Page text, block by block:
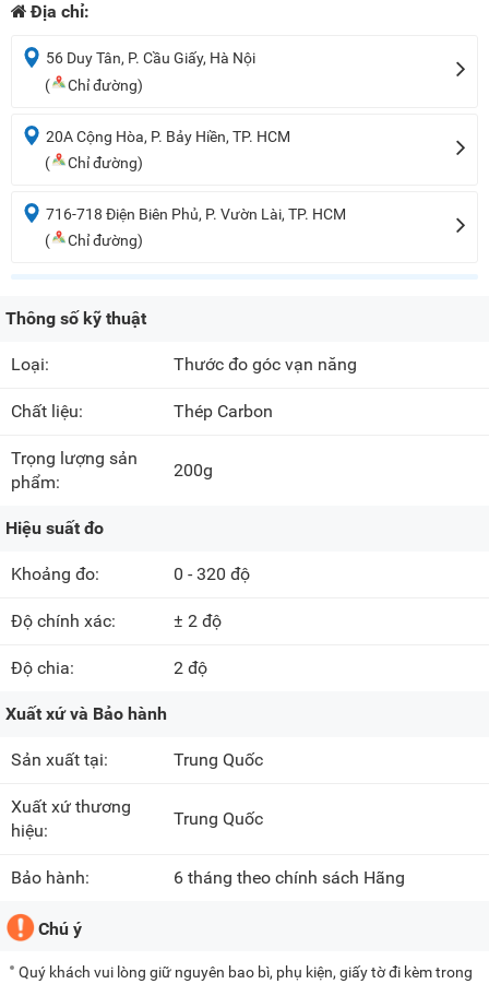
Địa chỉ:
56 Duy Tân, P. Cầu Giấy, Hà Nội
(
Chỉ đường)
20A Cộng Hòa, P. Bảy Hiền, TP. HCM
(
Chỉ đường)
716-718 Điện Biên Phủ, P. Vườn Lài, TP. HCM
(
Chỉ đường)
Thông số kỹ thuật
Loại: Thước đo góc vạn năng
Chất liệu: Thép Carbon
Trọng lượng sản
phẩm:
200g
Hiệu suất đo
Khoảng đo: 0 - 320 độ
Độ chính xác: ± 2 độ
Độ chia: 2 độ
Xuất xứ và Bảo hành
Sản xuất tại: Trung Quốc
Xuất xứ thương
hiệu:
Trung Quốc
Bảo hành: 6 tháng theo chính sách Hãng
Chú ý
Quý khách vui lòng giữ nguyên bao bì, phụ kiện, giấy tờ đi kèm trong